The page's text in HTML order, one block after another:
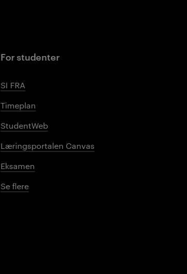
For studenter
SI FRA
Timeplan
StudentWeb
Læringsportalen Canvas
Eksamen
Se flere